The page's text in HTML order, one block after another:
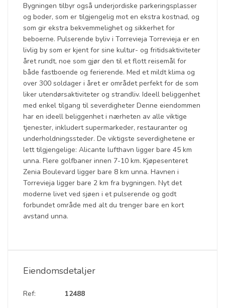
Bygningen tilbyr også underjordiske parkeringsplasser
og boder, som er tilgjengelig mot en ekstra kostnad, og
som gir ekstra bekvemmelighet og sikkerhet for
beboerne. Pulserende byliv i Torrevieja Torrevieja er en
livlig by som er kjent for sine kultur- og fritidsaktiviteter
året rundt, noe som gjør den til et flott reisemål for
både fastboende og ferierende. Med et mildt klima og
over 300 soldager i året er området perfekt for de som
liker utendørsaktiviteter og strandliv. Ideell beliggenhet
med enkel tilgang til severdigheter Denne eiendommen
har en ideell beliggenhet i nærheten av alle viktige
tjenester, inkludert supermarkeder, restauranter og
underholdningssteder. De viktigste severdighetene er
lett tilgjengelige: Alicante lufthavn ligger bare 45 km
unna. Flere golfbaner innen 7-10 km. Kjøpesenteret
Zenia Boulevard ligger bare 8 km unna. Havnen i
Torrevieja ligger bare 2 km fra bygningen. Nyt det
moderne livet ved sjøen i et pulserende og godt
forbundet område med alt du trenger bare en kort
avstand unna.
Eiendomsdetaljer
Ref: 12488